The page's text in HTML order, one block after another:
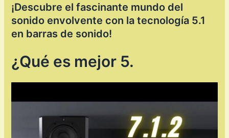
¡Descubre el fascinante mundo del
sonido envolvente con la tecnología 5.1
en barras de sonido!
¿Qué es mejor 5.